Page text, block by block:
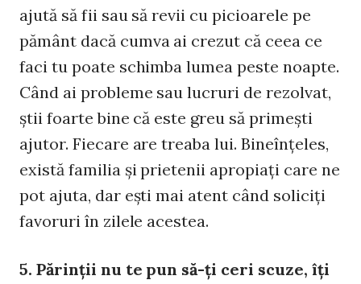
ajută să fii sau să revii cu picioarele pe
pământ dacă cumva ai crezut că ceea ce
faci tu poate schimba lumea peste noapte.
Când ai probleme sau lucruri de rezolvat,
ştii foarte bine că este greu să primeşti
ajutor. Fiecare are treaba lui. Bineînţeles,
există familia şi prietenii apropiaţi care ne
pot ajuta, dar eşti mai atent când soliciţi
favoruri în zilele acestea.
5. Părinţii nu te pun să-ţi ceri scuze, îţi